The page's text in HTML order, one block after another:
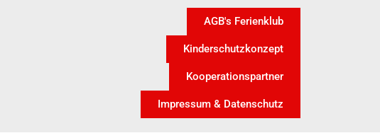
AGB's Ferienklub
Kinderschutzkonzept
Kooperationspartner
Impressum & Datenschutz